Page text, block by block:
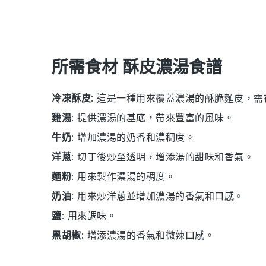
所需食材 酥皮濃湯食譜
冷凍酥皮: 這是一種用來覆蓋濃湯的酥脆麵皮，需
雞湯: 提供濃湯的基底，帶來豐富的風味。
牛奶: 增加濃湯的奶香和濃稠度。
洋蔥: 切丁後炒至透明，增添湯的甜味和香氣。
麵粉: 用來製作濃湯的稠度。
奶油: 用來炒洋蔥並增加濃湯的香氣和口感。
鹽: 用來調味。
黑胡椒: 增添濃湯的香氣和微辣口感。